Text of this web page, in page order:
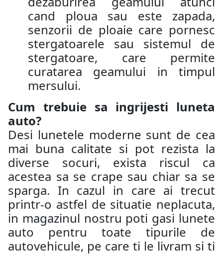
cand ploua sau este zapada,
senzorii de ploaie care pornesc
stergatoarele sau sistemul de
stergatoare, care permite
curatarea geamului in timpul
mersului.
Cum trebuie sa ingrijesti luneta
auto?
Desi lunetele moderne sunt de cea
mai buna calitate si pot rezista la
diverse socuri, exista riscul ca
acestea sa se crape sau chiar sa se
sparga. In cazul in care ai trecut
printr-o astfel de situatie neplacuta,
in magazinul nostru poti gasi lunete
auto pentru toate tipurile de
autovehicule, pe care ti le livram si ti